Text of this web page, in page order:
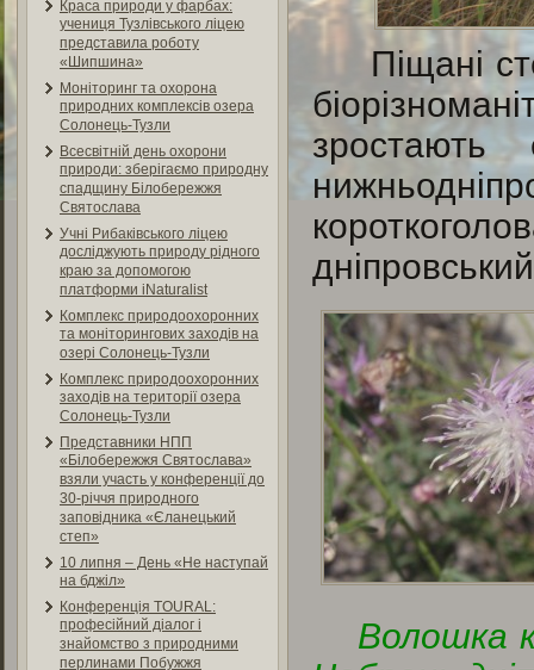
Краса природи у фарбах:
учениця Тузлівського ліцею
представила роботу
«Шипшина»
Моніторинг та охорона
природних комплексів озера
Солонець-Тузли
Всесвітній день охорони
природи: зберігаємо природну
спадщину Білобережжя
Святослава
Учні Рибаківського ліцею
досліджують природу рідного
краю за допомогою
платформи iNaturalist
Комплекс природоохоронних
та моніторингових заходів на
озері Солонець-Тузли
Комплекс природоохоронних
заходів на території озера
Солонець-Тузли
Представники НПП
«Білобережжя Святослава»
взяли участь у конференції до
30-річчя природного
заповідника «Єланецький
степ»
10 липня – День «Не наступай
на бджіл»
Конференція TOURAL:
професійний діалог і
знайомство з природними
перлинами Побужжя
Піщані
зростають
Волошка